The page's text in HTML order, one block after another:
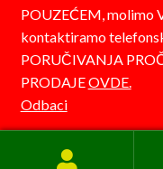
POUZEĆEM, molimo
kontaktiramo
PORUČIVANJA
PRODAJEOVDE.
Odbaci
© Detelina 2026